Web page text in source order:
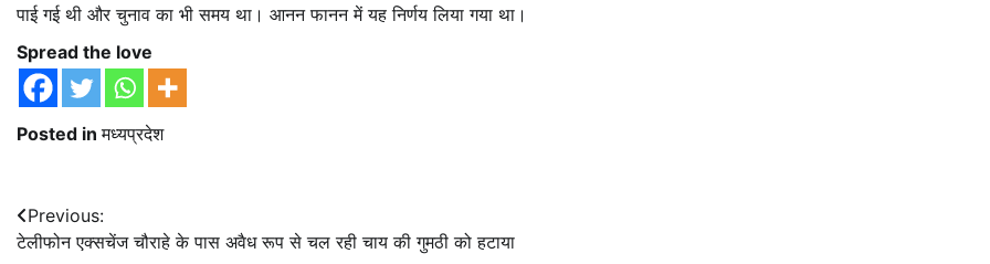
पाई गई थी और चुनाव का भी समय था। आनन फानन में यह निर्णय लिया गया था।
Spread the love
Posted inमध्यप्रदेश
Post
navigation
Previous:
टेलीफोन एक्सचेंज चौराहे के पास अवैध रूप से चल रही चाय की गुमठी को हटाया